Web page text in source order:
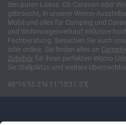
den puren Luxus. Ob Caravan oder
gebraucht, in unserer Womo-
Mobil und alles für Camping und
und Wohnwagenverkauf inklusive
Fachberatung. Besuchen Sie auch
oder online. Sie finden alles an
Zubehör für ihren perfekten Womo-
Sie Stellplätze und weitere
48°16'55.3"N 11°15'37.3"E